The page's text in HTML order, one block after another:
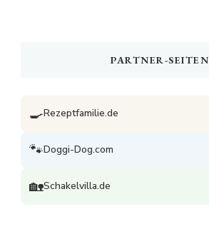
PARTNER-SEITEN
🍳Rezeptfamilie.de
🐾Doggi-Dog.com
🏡Schakelvilla.de